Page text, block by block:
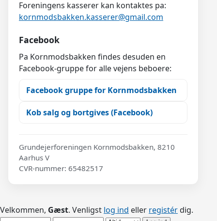
Foreningens kasserer kan kontaktes pa:
kornmodsbakken.kasserer@gmail.com
Facebook
Pa Kornmodsbakken findes desuden en
Facebook-gruppe for alle vejens beboere:
Facebook gruppe for Kornmodsbakken
Kob salg og bortgives (Facebook)
Grundejerforeningen Kornmodsbakken, 8210
Aarhus V
CVR-nummer: 65482517
Velkommen, Gæst. Venligst log ind eller registérdig.